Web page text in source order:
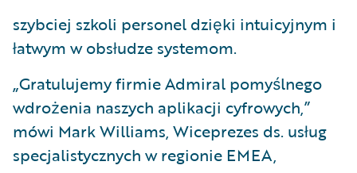
szybciej szkoli personel dzięki intuicyjnym i
łatwym w obsłudze systemom.
„Gratulujemy firmie Admiral pomyślnego
wdrożenia naszych aplikacji cyfrowych,”
mówi Mark Williams, Wiceprezes ds. usług
specjalistycznych w regionie EMEA,